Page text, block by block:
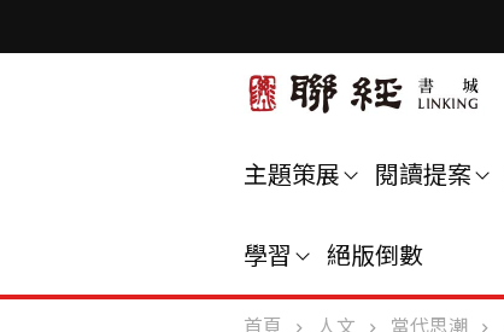
主題策展 閱讀提案
學習 絕版倒數
首頁 人文 當代思潮